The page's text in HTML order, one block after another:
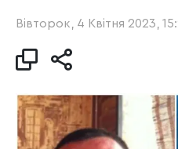
Вівторок, 4 Квітня 2023,